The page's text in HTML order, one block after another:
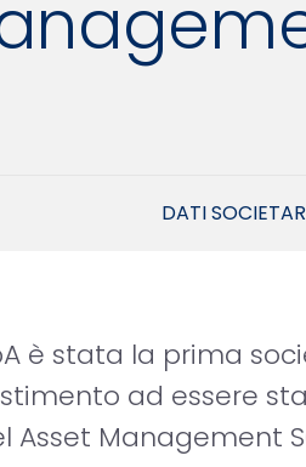
DATI
è stata la prima
ad essere
Asset Management